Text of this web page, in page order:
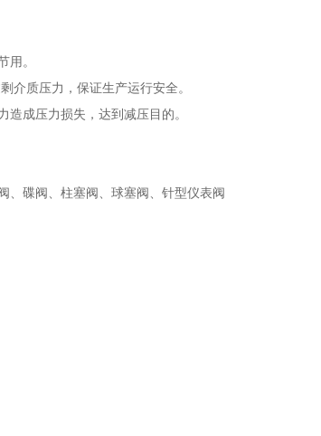
。
质压力，保证生产运行安全。
成压力损失，达到减压目的。
碟阀、柱塞阀、球塞阀、针型仪表阀